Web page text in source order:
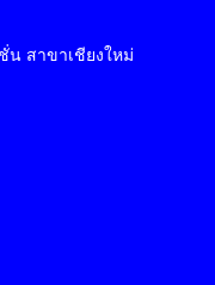
น สาขาเชียงใหม่